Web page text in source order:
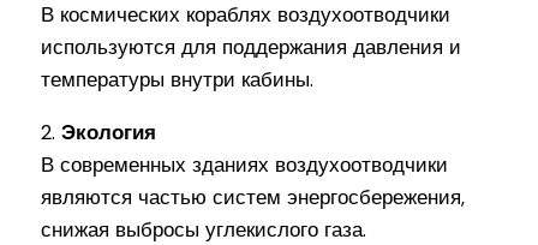
В космических кораблях воздухоотводчики
используются для поддержания давления и
температуры внутри кабины.
2.Экология
В современных зданиях воздухоотводчики
являются частью систем энергосбережения,
снижая выбросы углекислого газа.